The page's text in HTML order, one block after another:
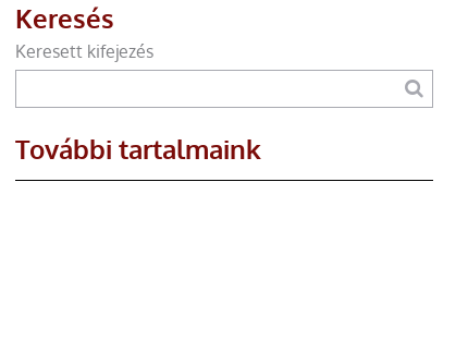
Keresés
Keresett kifejezés
További tartalmaink